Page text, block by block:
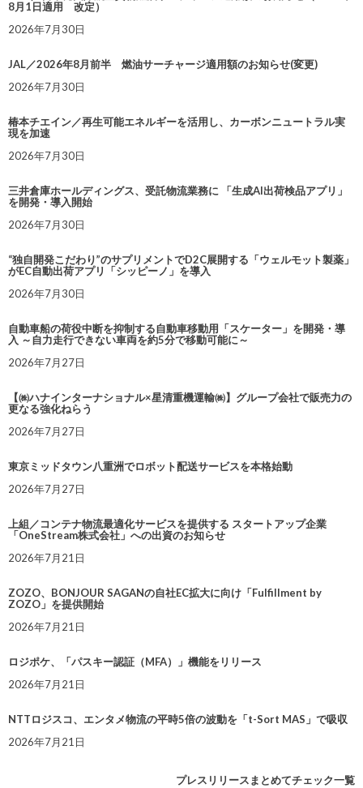
8月1日適用 改定）
2026年7月30日
JAL／2026年8月前半 燃油サーチャージ適用額のお知らせ(変更)
2026年7月30日
椿本チエイン／再生可能エネルギーを活用し、カーボンニュートラル実
現を加速
2026年7月30日
三井倉庫ホールディングス、受託物流業務に 「生成AI出荷検品アプリ」
を開発・導入開始
2026年7月30日
“独自開発こだわり”のサプリメントでD2C展開する「ウェルモット製薬」
がEC自動出荷アプリ「シッピーノ」を導入
2026年7月30日
自動車船の荷役中断を抑制する自動車移動用「スケーター」を開発・導
入 ～自力走行できない車両を約5分で移動可能に～
2026年7月27日
【㈱ハナインターナショナル×星清重機運輸㈱】グループ会社で販売力の
更なる強化ねらう
2026年7月27日
東京ミッドタウン八重洲でロボット配送サービスを本格始動
2026年7月27日
上組／コンテナ物流最適化サービスを提供する スタートアップ企業
「OneStream株式会社」への出資のお知らせ
2026年7月21日
ZOZO、BONJOUR SAGANの自社EC拡大に向け「Fulfillment by
ZOZO」を提供開始
2026年7月21日
ロジポケ、「パスキー認証（MFA）」機能をリリース
2026年7月21日
NTTロジスコ、エンタメ物流の平時5倍の波動を「t-Sort MAS」で吸収
2026年7月21日
プレスリリースまとめてチェック一覧